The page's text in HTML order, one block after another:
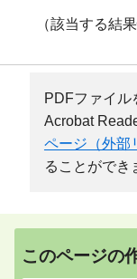
（該当する結
PDFファイル
Acrobat
ページ（外部
ることができ
このページの